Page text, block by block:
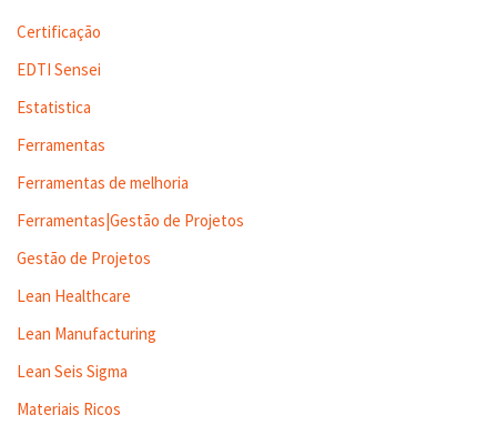
Certificação
EDTI Sensei
Estatistica
Ferramentas
Ferramentas de melhoria
Ferramentas|Gestão de Projetos
Gestão de Projetos
Lean Healthcare
Lean Manufacturing
Lean Seis Sigma
Materiais Ricos